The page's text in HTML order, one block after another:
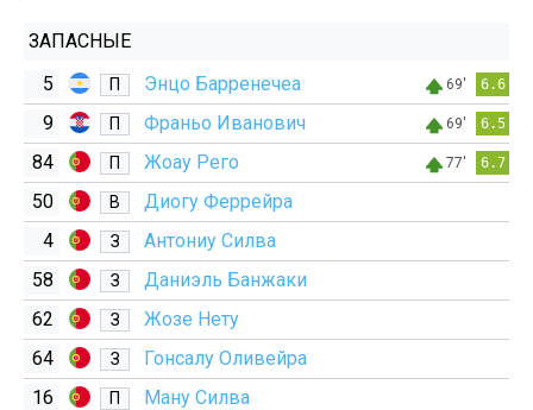
ЗАПАСНЫЕ
5
П Энцо Барренечеа 69' 6.6
9 П Франьо Иванович 69' 6.5
84 П Жоау Рего 77' 6.7
50 В
Диогу Феррейра
4
З
Антониу Силва
58
З
Даниэль Банжаки
62
З
Жозе Нету
64
З
Гонсалу Оливейра
16
П
Ману Силва